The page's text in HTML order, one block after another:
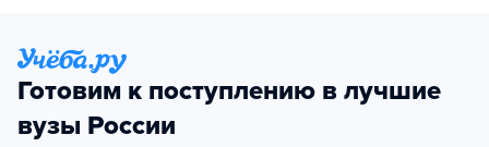
Готовим к поступлению в лучшие
вузы России